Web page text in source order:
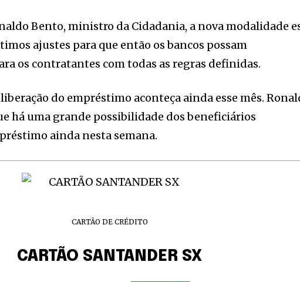
Bento, ministro da Cidadania, a nova modalidade
ajustes para que então os bancos possam
os contratantes com todas as regras definidas.
do empréstimo aconteça ainda esse mês.
há uma grande possibilidade dos beneficiários
ainda nesta semana.
CARTÃO DE CRÉDITO
CARTÃO SANTANDER SX